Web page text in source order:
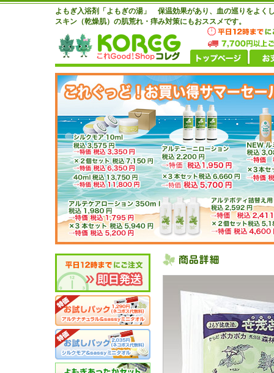
よもぎ入浴剤「よもぎの湯」 保温効果があり、血の巡りをよく
スキン（乾燥肌）の肌荒れ・痒み対策にもおススメです。